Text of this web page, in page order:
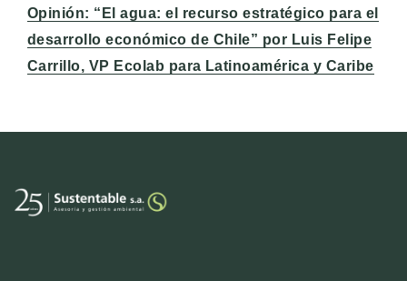
Entrada
siguiente:
Opinión: “El agua: el recurso estratégico para el
desarrollo económico de Chile” por Luis Felipe
Carrillo, VP Ecolab para Latinoamérica y Caribe